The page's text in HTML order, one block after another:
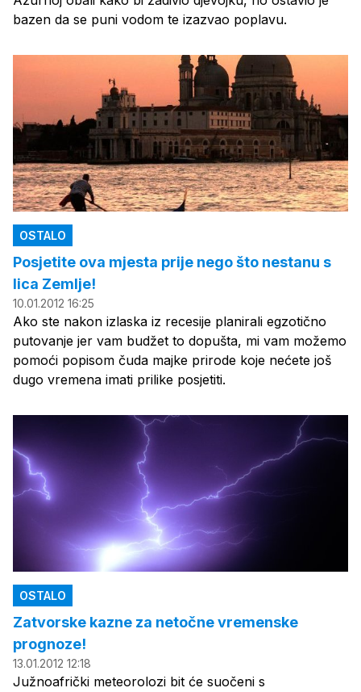
bazen da se puni vodom te izazvao poplavu.
OSTALO
Posjetite ova mjesta prije nego što nestanu s
lica Zemlje!
10.01.2012 16:25
Ako ste nakon izlaska iz recesije planirali egzotično
putovanje jer vam budžet to dopušta, mi vam možemo
pomoći popisom čuda majke prirode koje nećete još
dugo vremena imati prilike posjetiti.
OSTALO
Zatvorske kazne za netočne vremenske
prognoze!
13.01.2012 12:18
Južnoafrički meteorolozi bit će suočeni s